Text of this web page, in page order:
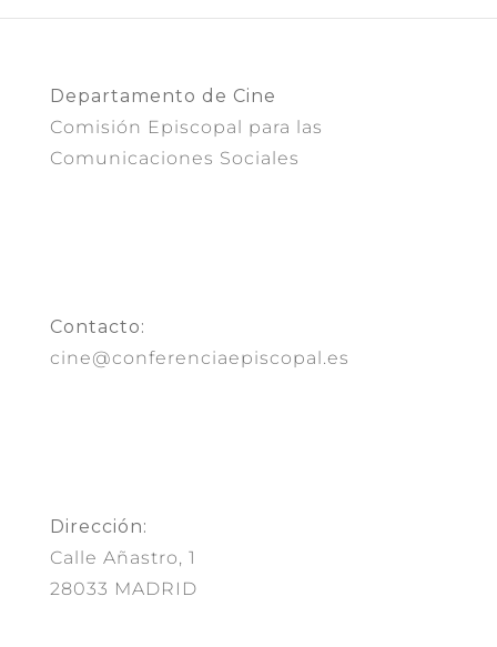
Departamento de Cine
Comisión Episcopal para las
Comunicaciones Sociales
Contacto:
cine@conferenciaepiscopal.es
Dirección:
Calle Añastro, 1
28033 MADRID